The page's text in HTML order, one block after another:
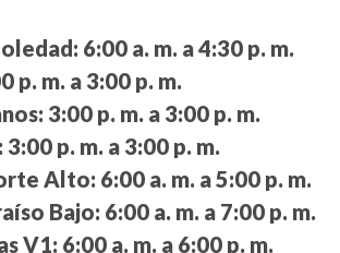
6:00 a. m. a 4:30 p. m.
p. m. a 3:00 p. m.
3:00 p. m. a 3:00 p. m.
3:00 p. m. a 3:00 p. m.
Alto: 6:00 a. m. a 5:00 p. m.
Bajo: 6:00 a. m. a 7:00 p. m.
V1: 6:00 a. m. a 6:00 p. m.